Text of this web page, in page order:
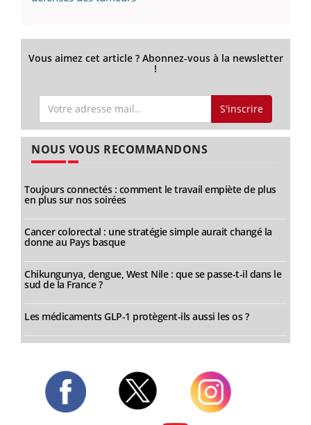
Vous aimez cet article ? Abonnez-vous à la newsletter
!
S'inscrire
NOUS VOUS RECOMMANDONS
Toujours connectés : comment le travail empiète de plus
en plus sur nos soirées
Cancer colorectal : une stratégie simple aurait changé la
donne au Pays basque
Chikungunya, dengue, West Nile : que se passe-t-il dans le
sud de la France ?
Les médicaments GLP-1 protègent-ils aussi les os ?